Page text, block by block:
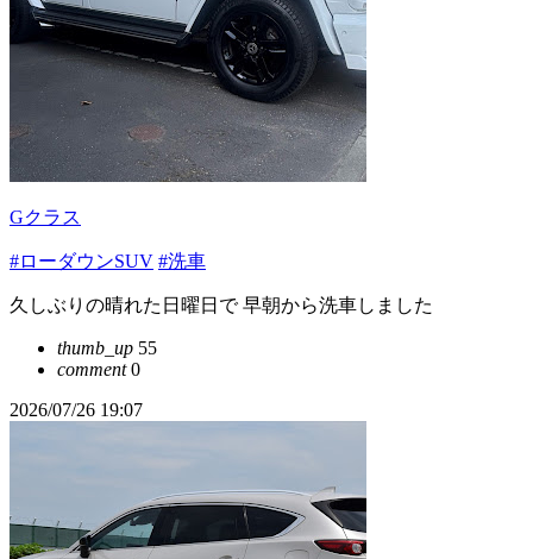
Gクラス
#ローダウンSUV #洗車
久しぶりの晴れた日曜日で 早朝から洗車しました
thumb_up 55
comment0
2026/07/26 19:07